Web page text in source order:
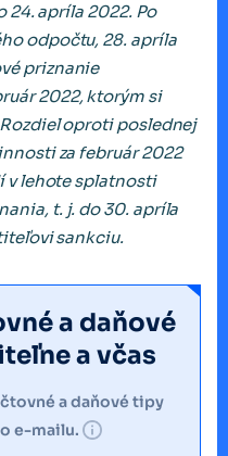
apríla 2022. Po
odpočtu, 28. apríla
priznanie
2022, ktorým si
oproti poslednej
za február 2022
v lehote splatnosti
t. j. do 30. apríla
sankciu.
a daňové
a včas
a daňové tipy
e-mailu.